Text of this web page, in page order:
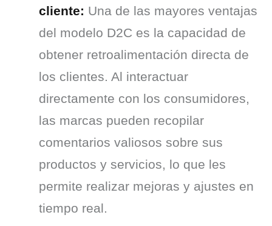
cliente: Una de las mayores ventajas
del modelo D2C es la capacidad de
obtener retroalimentación directa de
los clientes. Al interactuar
directamente con los consumidores,
las marcas pueden recopilar
comentarios valiosos sobre sus
productos y servicios, lo que les
permite realizar mejoras y ajustes en
tiempo real.